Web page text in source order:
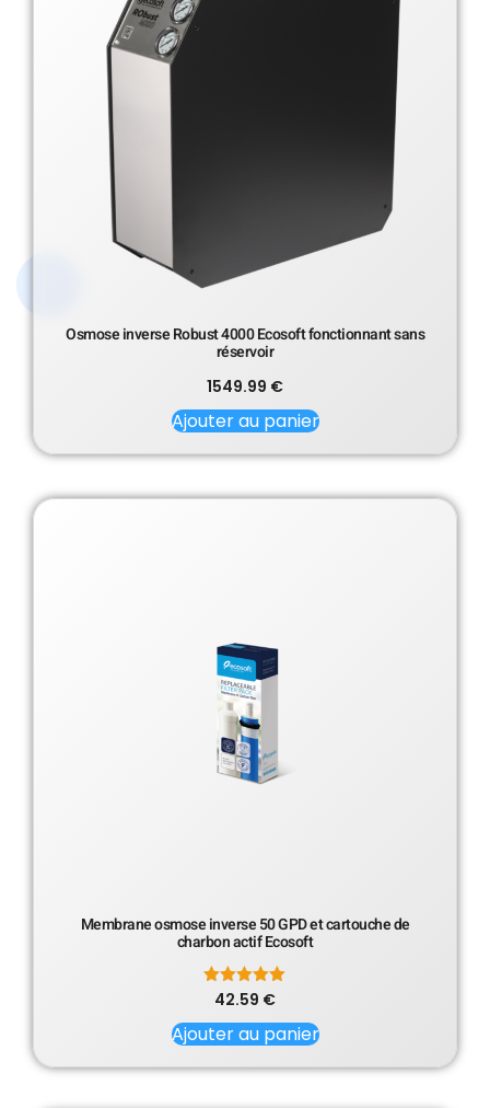
Osmose inverse Robust 4000 Ecosoft fonctionnant sans
réservoir
1549.99 €
Ajouter au panier
Membrane osmose inverse 50 GPD et cartouche de
charbon actif Ecosoft
Note
sur 5
42.59 €
Ajouter au panier